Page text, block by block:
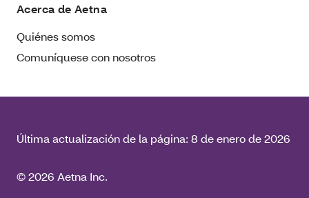
Acerca de Aetna
Quiénes somos
Comuníquese con nosotros
Última actualización de la página: 8 de enero de 2026
© 2026 Aetna Inc.